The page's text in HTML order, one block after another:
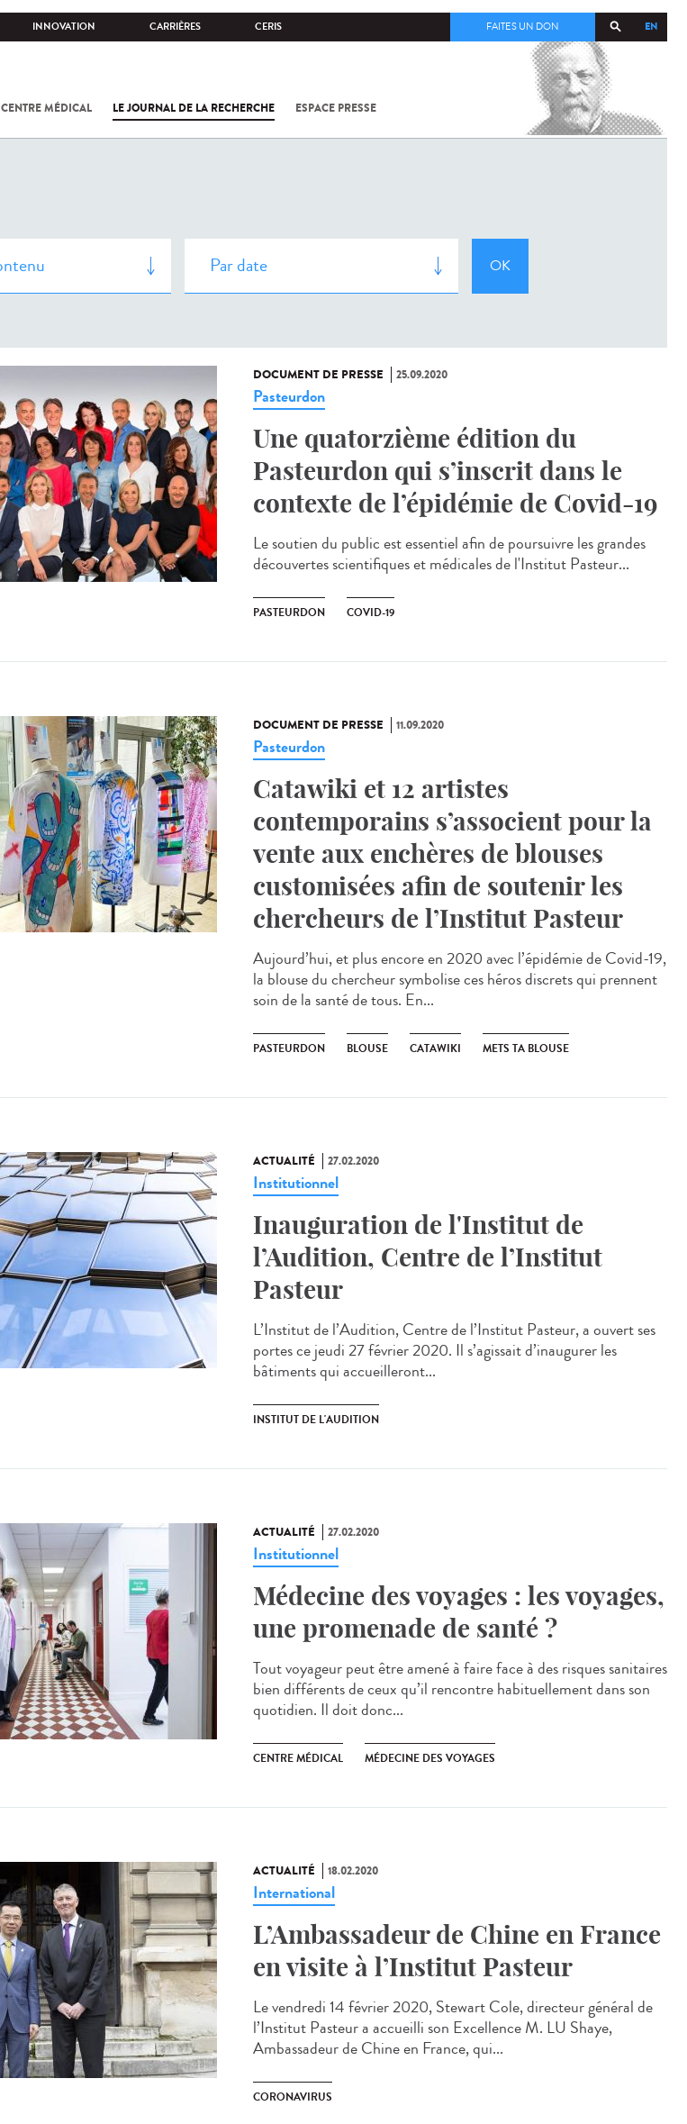
INNOVATION CARRIÈRES CERIS EN
FAITES UN DON
CENTRE MÉDICAL LE JOURNAL DE LA RECHERCHE ESPACE PRESSE
COV-2 /
DOCUMENT DE PRESSE 25.09.2020
Pasteurdon
Une quatorzième édition du
Pasteurdon qui s’inscrit dans le
contexte de l’épidémie de Covid-19
Le soutien du public est essentiel afin de poursuivre les grandes
découvertes scientifiques et médicales de l'Institut Pasteur...
PASTEURDON COVID-19
DOCUMENT DE PRESSE 11.09.2020
Pasteurdon
Catawiki et 12 artistes
contemporains s’associent pour la
vente aux enchères de blouses
customisées afin de soutenir les
chercheurs de l’Institut Pasteur
Aujourd’hui, et plus encore en 2020 avec l’épidémie de Covid-19,
la blouse du chercheur symbolise ces héros discrets qui prennent
soin de la santé de tous. En...
PASTEURDON BLOUSE CATAWIKI METS TA BLOUSE
ACTUALITÉ 27.02.2020
Institutionnel
Inauguration de l'Institut de
l’Audition, Centre de l’Institut
Pasteur
L’Institut de l’Audition, Centre de l’Institut Pasteur, a ouvert ses
portes ce jeudi 27 février 2020. Il s’agissait d’inaugurer les
bâtiments qui accueilleront...
INSTITUT DE L'AUDITION
ACTUALITÉ 27.02.2020
Institutionnel
Médecine des voyages : les voyages,
une promenade de santé ?
Tout voyageur peut être amené à faire face à des risques sanitaires
bien différents de ceux qu’il rencontre habituellement dans son
quotidien. Il doit donc...
CENTRE MÉDICAL MÉDECINE DES VOYAGES
ACTUALITÉ 18.02.2020
International
L’Ambassadeur de Chine en France
en visite à l’Institut Pasteur
Le vendredi 14 février 2020, Stewart Cole, directeur général de
l’Institut Pasteur a accueilli son Excellence M. LU Shaye,
Ambassadeur de Chine en France, qui...
CORONAVIRUS